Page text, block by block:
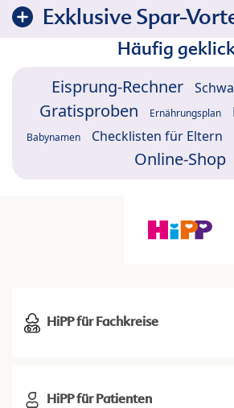
Exklusive Spar-
Häufig
Eisprung-Rechner
Gratisproben Ernährungsplan
Babynamen Checklisten für Eltern
Online-Shop
HiPP für Fachkreise
HiPP für Patienten